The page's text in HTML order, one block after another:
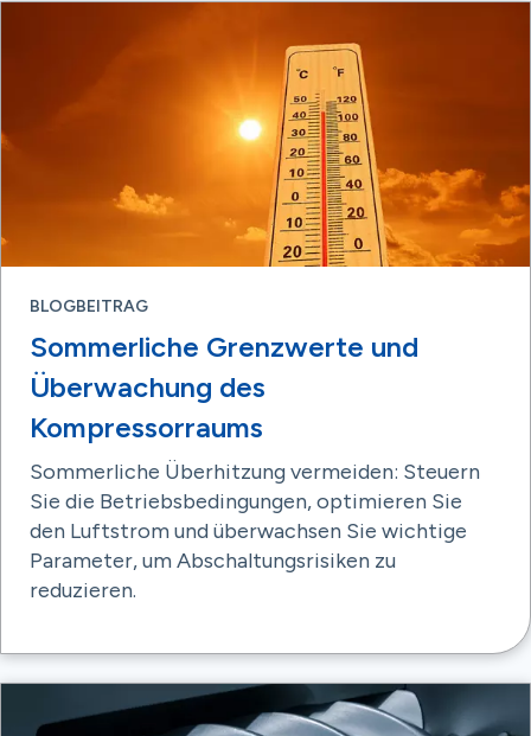
BLOGBEITRAG
Sommerliche Grenzwerte und
Überwachung des
Kompressorraums
Sommerliche Überhitzung vermeiden: Steuern
Sie die Betriebsbedingungen, optimieren Sie
den Luftstrom und überwachsen Sie wichtige
Parameter, um Abschaltungsrisiken zu
reduzieren.